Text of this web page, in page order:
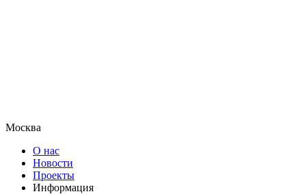
Москва
О нас
Новости
Проекты
Информация